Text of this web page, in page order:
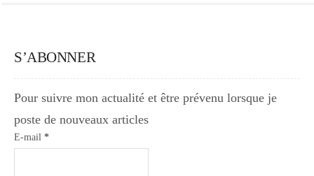
S’ABONNER
Pour suivre mon actualité et être prévenu lorsque je
poste de nouveaux articles
E-mail *